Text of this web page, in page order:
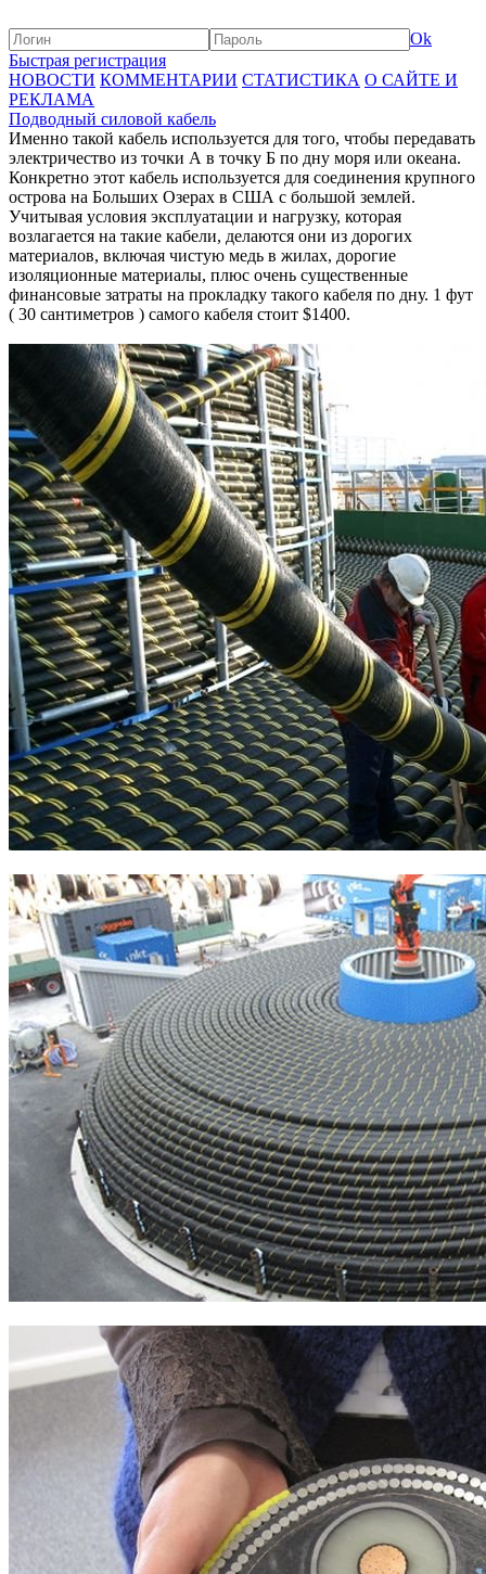
Ok
Быстрая регистрация
НОВОСТИ КОММЕНТАРИИ СТАТИСТИКА О САЙТЕ И
РЕКЛАМА
Подводный силовой кабель
Именно такой кабель используется для того, чтобы передавать
электричество из точки А в точку Б по дну моря или океана.
Конкретно этот кабель используется для соединения крупного
острова на Больших Озерах в США с большой землей.
Учитывая условия эксплуатации и нагрузку, которая
возлагается на такие кабели, делаются они из дорогих
материалов, включая чистую медь в жилах, дорогие
изоляционные материалы, плюс очень существенные
финансовые затраты на прокладку такого кабеля по дну. 1 фут
( 30 сантиметров ) самого кабеля стоит $1400.